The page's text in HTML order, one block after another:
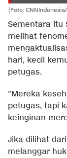
(Foto:
Sementara itu
melihat
hari, kecil
petugas.
"Mereka
petugas, tapi
keinginan
Jika dilihat
melanggar